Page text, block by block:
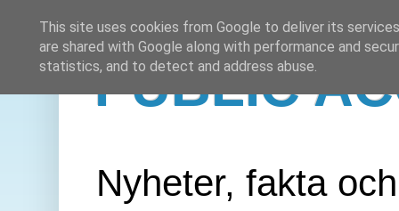
PUBLIC
Nyheter, fakta
This site uses cookies from Google to deliver its
are shared with Google along with performance and
statistics, and to detect and address abuse.